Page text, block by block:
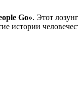
Go». Этот
истории